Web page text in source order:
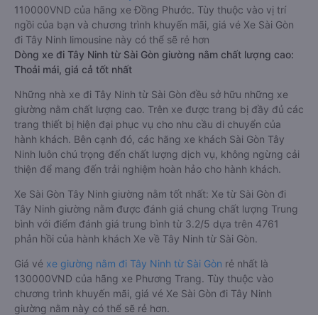
110000VND của hãng xe Đồng Phước. Tùy thuộc vào vị trí
ngồi của bạn và chương trình khuyến mãi, giá vé Xe Sài Gòn
đi Tây Ninh limousine này có thể sẽ rẻ hơn
Dòng xe đi Tây Ninh từ Sài Gòn giường nằm chất lượng cao:
Thoải mái, giá cả tốt nhất
Những nhà xe đi Tây Ninh từ Sài Gòn đều sở hữu những xe
giường nằm chất lượng cao. Trên xe được trang bị đầy đủ các
trang thiết bị hiện đại phục vụ cho nhu cầu di chuyển của
hành khách. Bên cạnh đó, các hãng xe khách Sài Gòn Tây
Ninh luôn chú trọng đến chất lượng dịch vụ, không ngừng cải
thiện để mang đến trải nghiệm hoàn hảo cho hành khách.
Xe Sài Gòn Tây Ninh giường nằm tốt nhất: Xe từ Sài Gòn đi
Tây Ninh giường nằm được đánh giá chung chất lượng Trung
bình với điểm đánh giá trung bình từ 3.2/5 dựa trên 4761
phản hồi của hành khách Xe về Tây Ninh từ Sài Gòn.
Giá vé xe giường nằm đi Tây Ninh từ Sài Gòn rẻ nhất là
130000VND của hãng xe Phương Trang. Tùy thuộc vào
chương trình khuyến mãi, giá vé Xe Sài Gòn đi Tây Ninh
giường nằm này có thể sẽ rẻ hơn.